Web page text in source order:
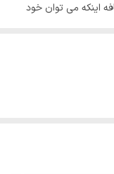
اینکه می توان خود
نمایید در عین حال